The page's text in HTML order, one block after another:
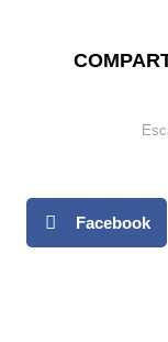
Facebook